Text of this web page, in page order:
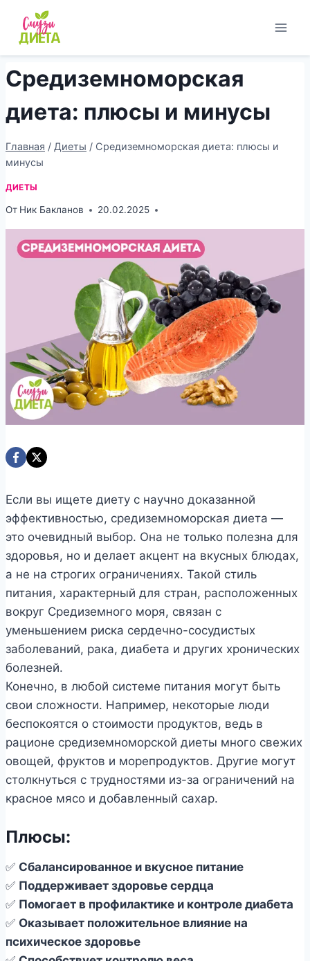
Перейти
содержимому
Средиземноморская
диета: плюсы и минусы
Главная / Диеты / Средиземноморская диета: плюсы и
минусы
ДИЕТЫ
От Ник Бакланов 20.02.2025
Если вы ищете диету с научно доказанной
эффективностью, средиземноморская диета —
это очевидный выбор. Она не только полезна для
здоровья, но и делает акцент на вкусных блюдах,
а не на строгих ограничениях. Такой стиль
питания, характерный для стран, расположенных
вокруг Средиземного моря, связан с
уменьшением риска сердечно-сосудистых
заболеваний, рака, диабета и других хронических
болезней.
Конечно, в любой системе питания могут быть
свои сложности. Например, некоторые люди
беспокоятся о стоимости продуктов, ведь в
рационе средиземноморской диеты много свежих
овощей, фруктов и морепродуктов. Другие могут
столкнуться с трудностями из-за ограничений на
красное мясо и добавленный сахар.
Плюсы:
✅ Сбалансированное и вкусное питание
✅ Поддерживает здоровье сердца
✅ Помогает в профилактике и контроле диабета
✅ Оказывает положительное влияние на
психическое здоровье